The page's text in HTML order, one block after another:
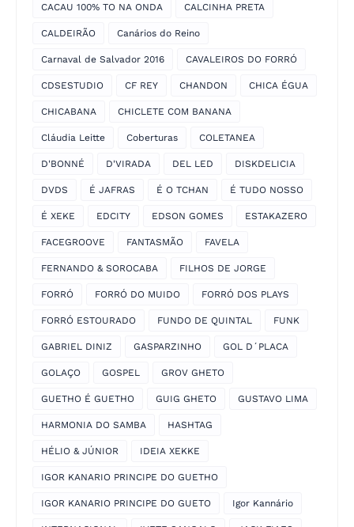
CACAU 100% TO NA ONDA CALCINHA PRETA
CALDEIRÃO Canários do Reino
Carnaval de Salvador 2016 CAVALEIROS DO FORRÓ
CDSESTUDIO CF REY CHANDON CHICA ÉGUA
CHICABANA CHICLETE COM BANANA
Cláudia Leitte Coberturas COLETANEA
D'BONNÉ D'VIRADA DEL LED DISKDELICIA
DVDS É JAFRAS É O TCHAN É TUDO NOSSO
É XEKE EDCITY EDSON GOMES ESTAKAZERO
FACEGROOVE FANTASMÃO FAVELA
FERNANDO & SOROCABA FILHOS DE JORGE
FORRÓ FORRÓ DO MUIDO FORRÓ DOS PLAYS
FORRÓ ESTOURADO FUNDO DE QUINTAL FUNK
GABRIEL DINIZ GASPARZINHO GOL D´PLACA
GOLAÇO GOSPEL GROV GHETO
GUETHO É GUETHO GUIG GHETO GUSTAVO LIMA
HARMONIA DO SAMBA HASHTAG
HÉLIO & JÚNIOR IDEIA XEKKE
IGOR KANARIO PRINCIPE DO GUETHO
IGOR KANARIO PRINCIPE DO GUETO Igor Kannário